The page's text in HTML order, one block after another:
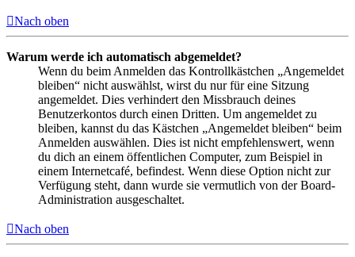
Nach oben
Warum werde ich automatisch abgemeldet?
Wenn du beim Anmelden das Kontrollkästchen „Angemeldet
bleiben“ nicht auswählst, wirst du nur für eine Sitzung
angemeldet. Dies verhindert den Missbrauch deines
Benutzerkontos durch einen Dritten. Um angemeldet zu
bleiben, kannst du das Kästchen „Angemeldet bleiben“ beim
Anmelden auswählen. Dies ist nicht empfehlenswert, wenn
du dich an einem öffentlichen Computer, zum Beispiel in
einem Internetcafé, befindest. Wenn diese Option nicht zur
Verfügung steht, dann wurde sie vermutlich von der Board-
Administration ausgeschaltet.
Nach oben